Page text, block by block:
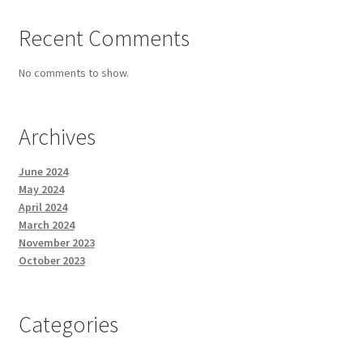
Recent Comments
No comments to show.
Archives
June 2024
May 2024
April 2024
March 2024
November 2023
October 2023
Categories